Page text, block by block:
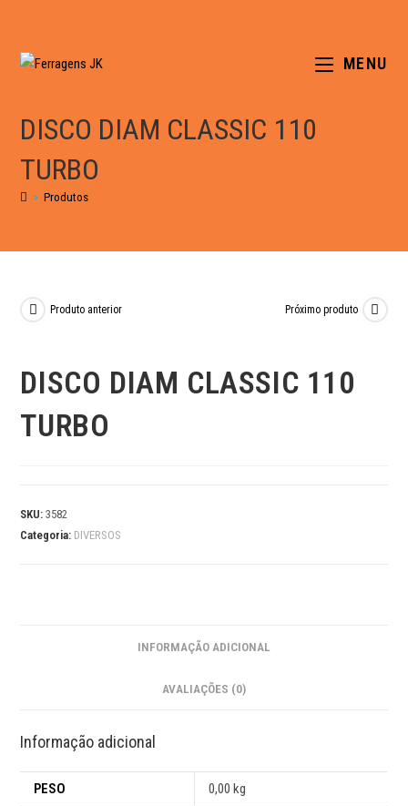
MENU
DISCO DIAM CLASSIC 110
TURBO
> Produtos
Produto anterior Próximo produto
DISCO DIAM CLASSIC 110
TURBO
SKU:3582
Categoria: DIVERSOS
INFORMAÇÃO ADICIONAL
AVALIAÇÕES (0)
Informação adicional
PESO 0,00 kg